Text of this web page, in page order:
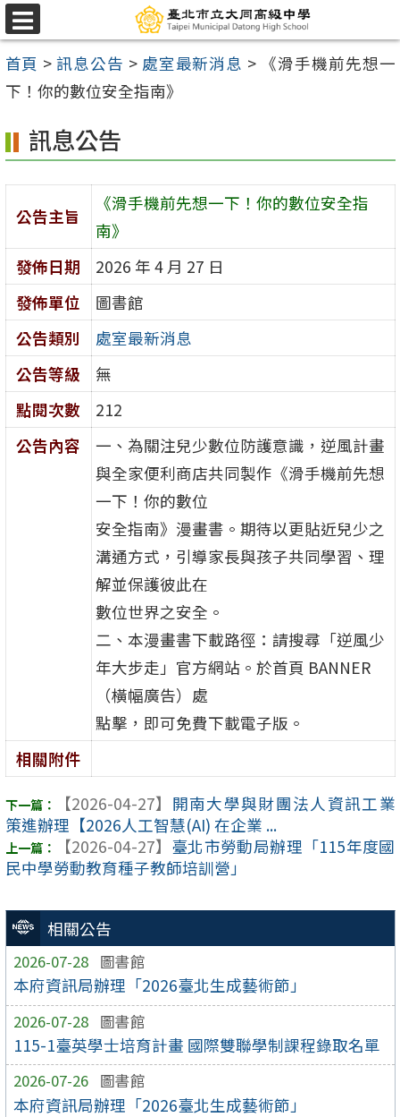
跳
至
主
要
容
區
選
單
首頁 >訊息公告 > 處室最新消息 > 《滑手機前先想一
下！你的數位安全指南》
相關公告
2026-07-28 圖書館
本府資訊局辦理「2026臺北生成藝術節」
2026-07-28 圖書館
115-1臺英學士培育計畫 國際雙聯學制課程錄取名單
2026-07-26 圖書館
本府資訊局辦理「2026臺北生成藝術節」
訊息公告
公告主旨
《滑手機前先想一下！你的數位安全指
南》
發佈日期
2026 年 4 月 27 日
發佈單位
圖書館
公告類別
處室最新消息
公告等級
無
點閱次數
212
公告內容
一、為關注兒少數位防護意識，逆風計畫
與全家便利商店共同製作《滑手機前先想
一下！你的數位
安全指南》漫畫書。期待以更貼近兒少之
溝通方式，引導家長與孩子共同學習、理
解並保護彼此在
數位世界之安全。
二、本漫畫書下載路徑：請搜尋「逆風少
年大步走」官方網站。於首頁 BANNER
（橫幅廣告）處
點擊，即可免費下載電子版。
相關附件
【2026-04-27】 開南大學與財團法人資訊工業
策進辦理【2026人工智慧(AI) 在企業 ...
【2026-04-27】 臺北市勞動局辦理「115年度國
民中學勞動教育種子教師培訓營」